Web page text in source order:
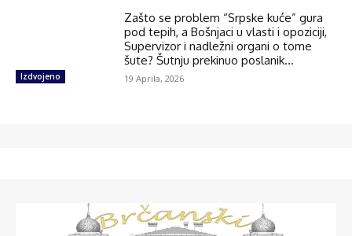
Izdvojeno
Zašto se problem “Srpske kuće” gura
pod tepih, a Bošnjaci u vlasti i opoziciji,
Supervizor i nadležni organi o tome
šute? Šutnju prekinuo poslanik...
19 Aprila, 2026